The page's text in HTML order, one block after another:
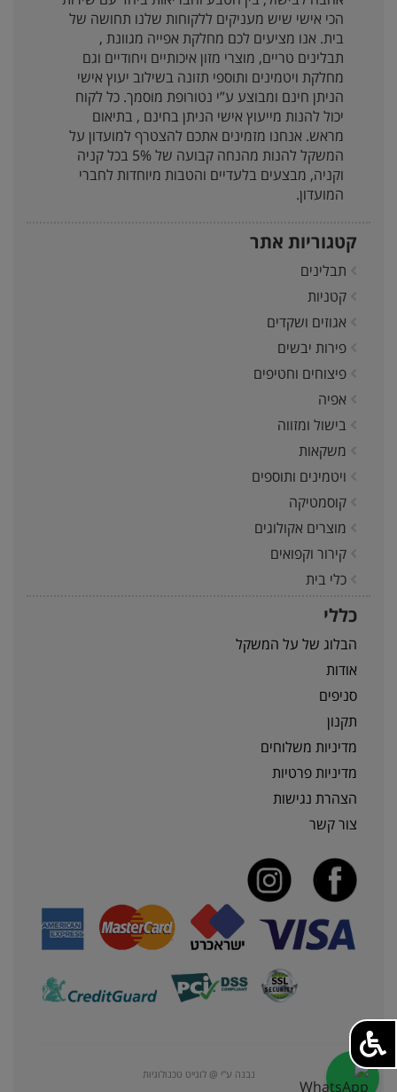
הכי אישי שיש מעניקים ללקוחות שלנו תחושה של
בית. אנו מציעים לכם מחלקת אפייה מגוונת ,
תבלינים טריים, מוצרי מזון איכותיים ויחודיים וגם
מחלקת ויטמינים ותוספי תזונה בשילוב יעוץ אישי
הניתן חינם ומבוצע ע”י נטורופת מוסמך. כל לקוח
יכול להנות מייעוץ אישי הניתן בחינם , בתיאום
מראש. אנחנו מזמינים אתכם להצטרף למועדון על
המשקל להנות מהנחה קבועה של 5% בכל קניה
וקניה, מבצעים בלעדיים והטבות מיוחדות לחברי
המועדון.
קטגוריות אתר
תבלינים
קטניות
אגוזים ושקדים
פירות יבשים
פיצוחים וחטיפים
אפיה
בישול ומזווה
משקאות
ויטמינים ותוספים
קוסמטיקה
מוצרים אקולוגים
קירור וקפואים
כלי בית
כללי
הבלוג של על המשקל
אודות
סניפים
תקנון
מדיניות משלוחים
מדיניות פרטיות
הצהרת נגישות
צור קשר
נבנה ע"י @ לוגייט טכנולוגיות